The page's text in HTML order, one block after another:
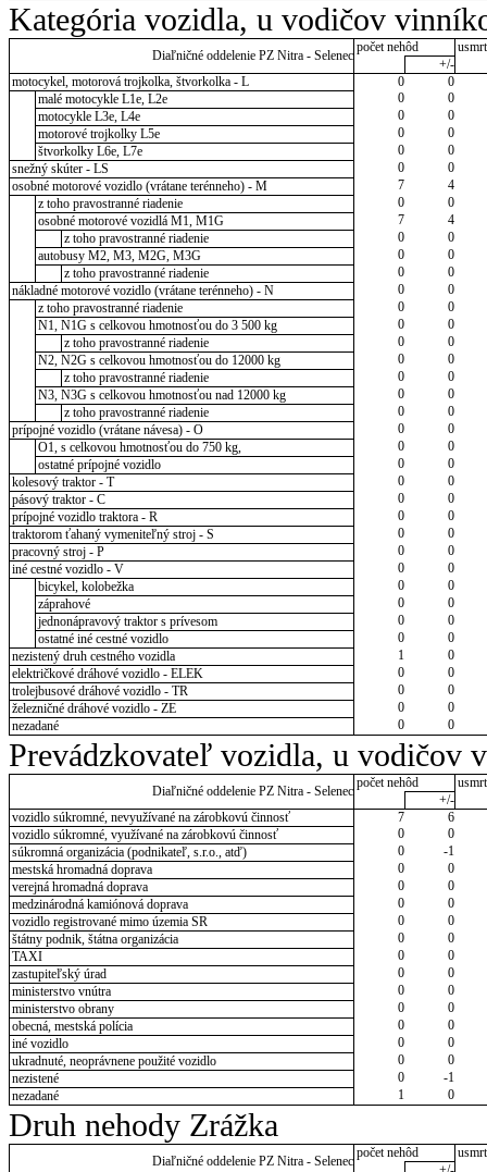
Kategória vozidla, u vodičov
Diaľničné oddelenie PZ Nitra - Selenec
počet nehôd
+/-
motocykel, motorová trojkolka, štvorkolka - L
0
0
malé motocykle L1e, L2e
0
0
motocykle L3e, L4e
0
0
motorové trojkolky L5e
0
0
štvorkolky L6e, L7e
0
0
snežný skúter - LS
0
0
osobné motorové vozidlo (vrátane terénneho) - M
7
4
z toho pravostranné riadenie
0
0
osobné motorové vozidlá M1, M1G
7
4
z toho pravostranné riadenie
0
0
autobusy M2, M3, M2G, M3G
0
0
z toho pravostranné riadenie
0
0
nákladné motorové vozidlo (vrátane terénneho) - N
0
0
z toho pravostranné riadenie
0
0
N1, N1G s celkovou hmotnosťou do 3 500 kg
0
0
z toho pravostranné riadenie
0
0
N2, N2G s celkovou hmotnosťou do 12000 kg
0
0
z toho pravostranné riadenie
0
0
N3, N3G s celkovou hmotnosťou nad 12000 kg
0
0
z toho pravostranné riadenie
0
0
prípojné vozidlo (vrátane návesa) - O
0
0
O1, s celkovou hmotnosťou do 750 kg,
0
0
ostatné prípojné vozidlo
0
0
kolesový traktor - T
0
0
pásový traktor - C
0
0
prípojné vozidlo traktora - R
0
0
traktorom ťahaný vymeniteľný stroj - S
0
0
pracovný stroj - P
0
0
iné cestné vozidlo - V
0
0
bicykel, kolobežka
0
0
záprahové
0
0
jednonápravový traktor s prívesom
0
0
ostatné iné cestné vozidlo
0
0
nezistený druh cestného vozidla
1
0
električkové dráhové vozidlo - ELEK
0
0
trolejbusové dráhové vozidlo - TR
0
0
železničné dráhové vozidlo - ZE
0
0
nezadané
0 0
Prevádzkovateľ vozidla, u vodičov
Diaľničné oddelenie PZ Nitra - Selenec
počet nehôd
+/-
vozidlo súkromné, nevyužívané na zárobkovú činnosť
7
6
vozidlo súkromné, využívané na zárobkovú činnosť
0
0
súkromná organizácia (podnikateľ, s.r.o., atď)
0
-1
mestská hromadná doprava
0
0
verejná hromadná doprava
0
0
medzinárodná kamiónová doprava
0
0
vozidlo registrované mimo územia SR
0
0
štátny podnik, štátna organizácia
0
0
TAXI
0
0
zastupiteľský úrad
0
0
ministerstvo vnútra
0
0
ministerstvo obrany
0
0
obecná, mestská polícia
0
0
iné vozidlo
0
0
ukradnuté, neoprávnene použité vozidlo
0
0
nezistené
0
-1
nezadané
1 0
Druh nehody Zrážka
Diaľničné oddelenie PZ Nitra - Selenec
počet nehôd